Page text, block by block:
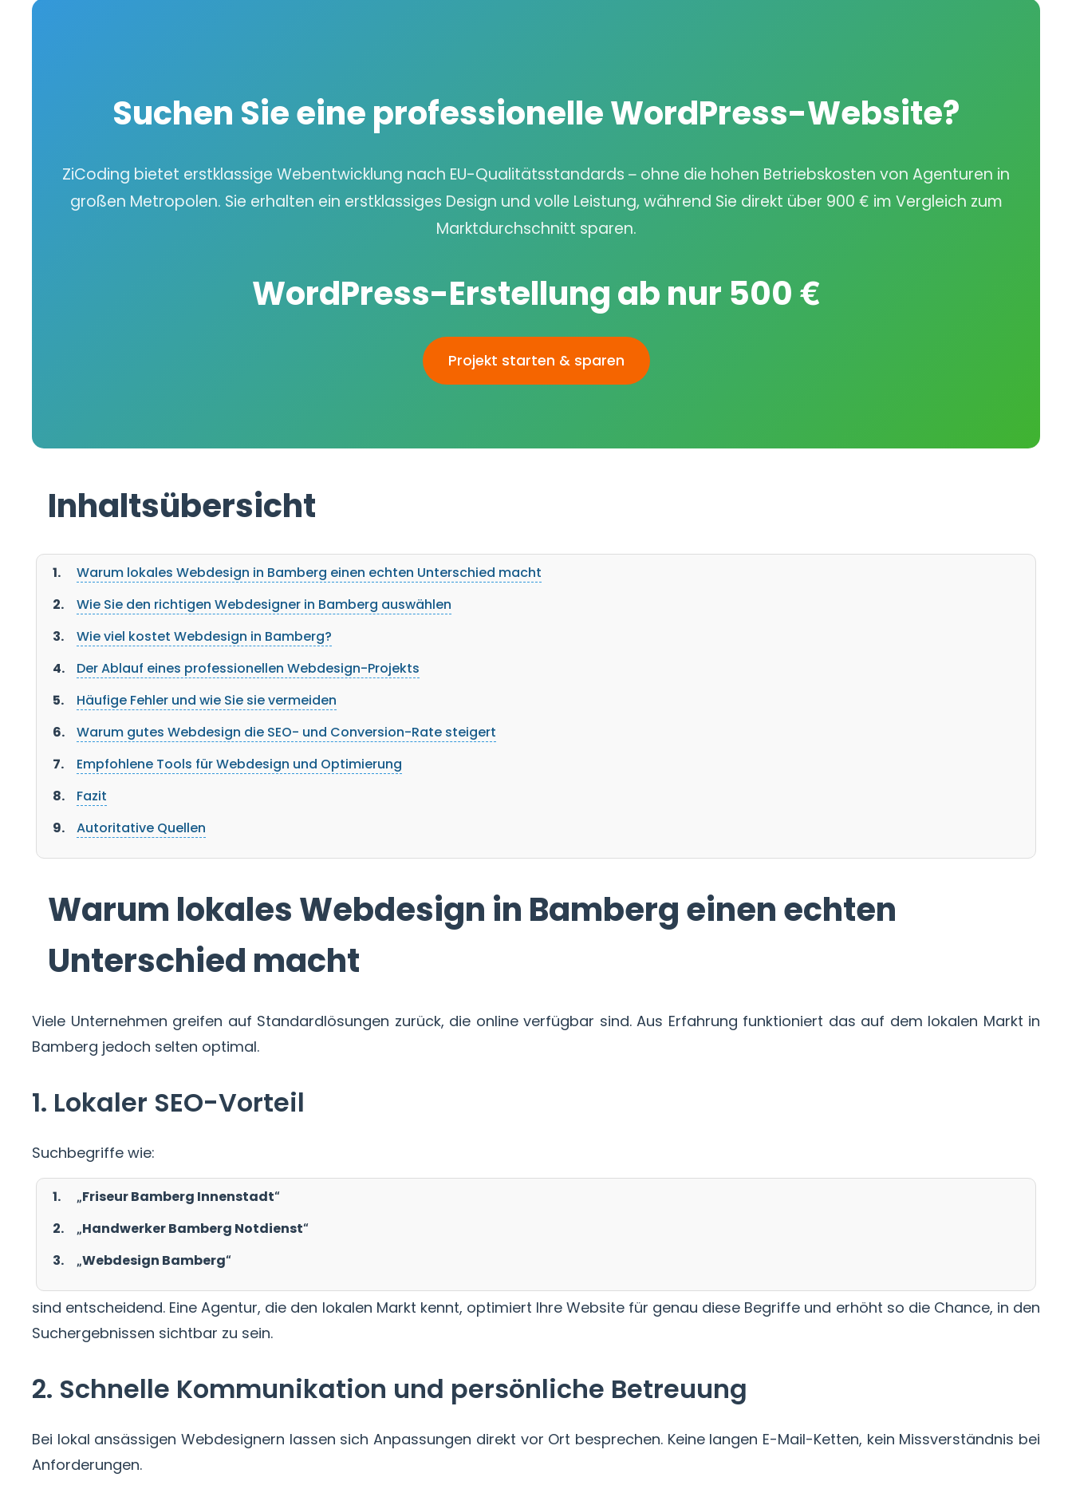
Suchen Sie eine professionelle WordPress-Website?
ZiCoding bietet erstklassige Webentwicklung nach EU-Qualitätsstandards – ohne die hohen Betriebskosten von Agenturen in
großen Metropolen. Sie erhalten ein erstklassiges Design und volle Leistung, während Sie direkt über 900 € im Vergleich zum
Marktdurchschnitt sparen.
WordPress-Erstellungab nur 500 €
Projekt starten & sparen
Inhaltsübersicht
Warum lokales Webdesign in Bamberg einen echten Unterschied macht
Wie Sie den richtigen Webdesigner in Bamberg auswählen
Wie viel kostet Webdesign in Bamberg?
Der Ablauf eines professionellen Webdesign-Projekts
Häufige Fehler und wie Sie sie vermeiden
Warum gutes Webdesign die SEO- und Conversion-Rate steigert
Empfohlene Tools für Webdesign und Optimierung
Fazit
Autoritative Quellen
Warum lokales Webdesign in Bamberg einen echten
Unterschied macht
Viele Unternehmen greifen auf Standardlösungen zurück, die online verfügbar sind. Aus Erfahrung funktioniert das auf dem lokalen Markt in
Bamberg jedoch selten optimal.
1. Lokaler SEO-Vorteil
Suchbegriffe wie:
„Friseur Bamberg Innenstadt“
„Handwerker Bamberg Notdienst“
„Webdesign Bamberg“
sind entscheidend. Eine Agentur, die den lokalen Markt kennt, optimiert Ihre Website für genau diese Begriffe und erhöht so die Chance, in den
Suchergebnissen sichtbar zu sein.
2. Schnelle Kommunikation und persönliche Betreuung
Bei lokal ansässigen Webdesignern lassen sich Anpassungen direkt vor Ort besprechen. Keine langen E-Mail-Ketten, kein Missverständnis bei
Anforderungen.